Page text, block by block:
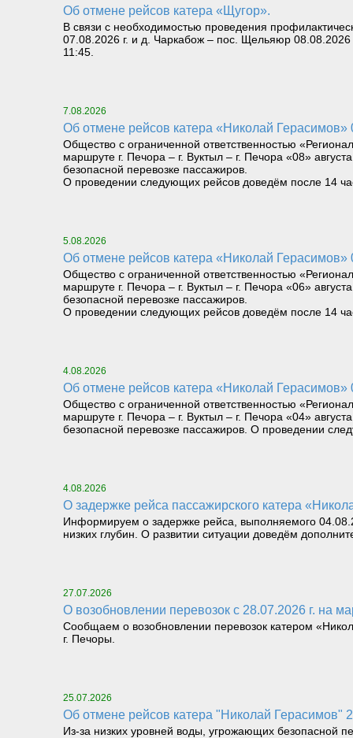
Об отмене рейсов катера «Щугор».
В связи с необходимостью проведения
07.08.2026 г. и д. Чаркабож – пос. Щельяюр
11:45.
7.08.2026
Об отмене рейсов катера «Николай Герасимов»
Общество с ограниченной ответственностью
маршруте г. Печора – г. Вуктыл – г. Печора «08»
безопасной перевозке пассажиров.
О проведении следующих рейсов доведём после 14
5.08.2026
Об отмене рейсов катера «Николай Герасимов»
Общество с ограниченной ответственностью
маршруте г. Печора – г. Вуктыл – г. Печора «06»
безопасной перевозке пассажиров.
О проведении следующих рейсов доведём после 14
4.08.2026
Об отмене рейсов катера «Николай Герасимов»
Общество с ограниченной ответственностью
маршруте г. Печора – г. Вуктыл – г. Печора «04»
безопасной перевозке пассажиров. О проведении
4.08.2026
О задержке рейса пассажирского катера
Информируем о задержке рейса, выполняемого
низких глубин. О развитии ситуации доведём
27.07.2026
О возобновлении перевозок с 28.07.2026 г. на
Сообщаем о возобновлении перевозок катером
г. Печоры.
25.07.2026
Об отмене рейсов катера "Николай Герасимов"
Из-за низких уровней воды, угрожающих безопасной